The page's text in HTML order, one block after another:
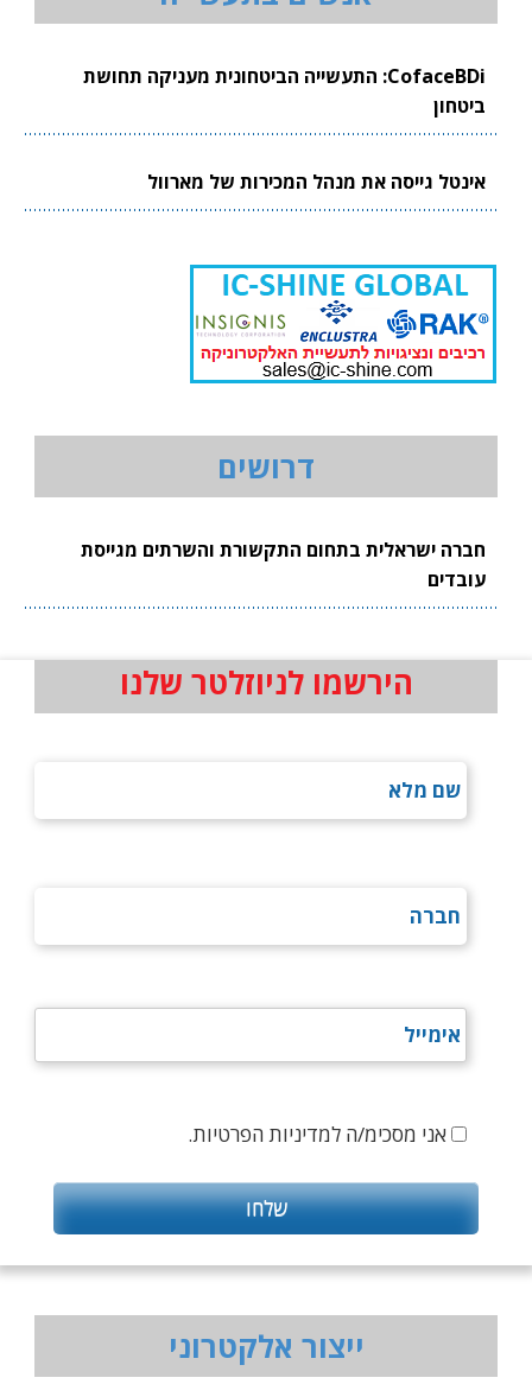
CofaceBDi: התעשייה הביטחונית מעניקה תחושת
ביטחון
אינטל גייסה את מנהל המכירות של מארוול
דרושים
חברה ישראלית בתחום התקשורת והשרתים מגייסת
עובדים
הירשמו לניוזלטר שלנו
אני מסכימ/ה למדיניות הפרטיות.
ייצור אלקטרוני